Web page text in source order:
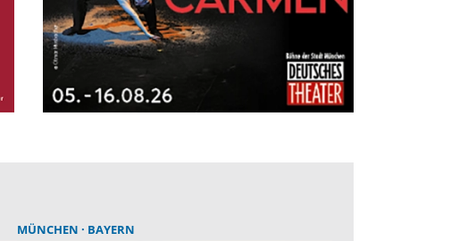
MÜNCHEN BAYERN